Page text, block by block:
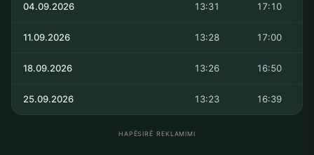
04.09.2026 13:31 17:10
11.09.2026 13:28 17:00
18.09.2026 13:26 16:50
25.09.2026 13:23 16:39
HAPËSIRË REKLAMIMI